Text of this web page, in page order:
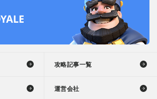
攻略記事一覧
運営会社